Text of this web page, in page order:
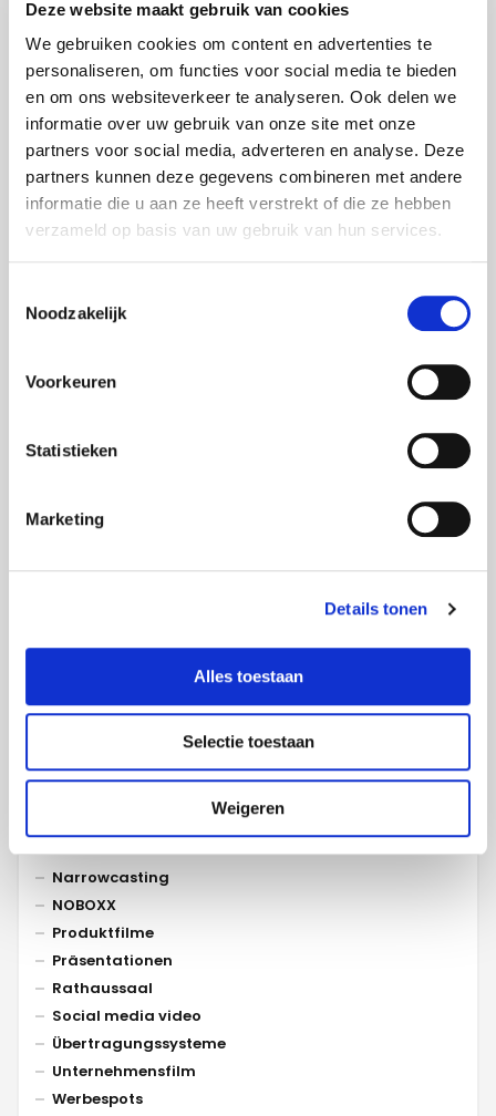
Deze website maakt gebruik van cookies
We gebruiken cookies om content en advertenties te
personaliseren, om functies voor social media te bieden
en om ons websiteverkeer te analyseren. Ook delen we
informatie over uw gebruik van onze site met onze
partners voor social media, adverteren en analyse. Deze
partners kunnen deze gegevens combineren met andere
informatie die u aan ze heeft verstrekt of die ze hebben
verzameld op basis van uw gebruik van hun services.
Noodzakelijk
Voorkeuren
Statistieken
Marketing
Details tonen
Alles toestaan
Selectie toestaan
Weigeren
Universität Nimwegen
Radboud University (NL) - Fakultät für
Naturwissenschaften - Huijgens Gebäude -
kollaboratives Lernen
Im vergangenen Studienjahr wurde zur
Zufriedenheit der Fakultät für Naturwissenschaften
der Radboud-Universität Nimwegen ein neues
Lehrkonzept erarbeitet. Das Konzept ist basiert auf
Universitäten und Hochschulen angewendet wird.
FOXX AV stellte die audiovisuellen Ressourcen (Bild
Referenzen pro Kategorie
Ausbildung
Beerdigung
Events
Messen
Narrowcasting
NOBOXX
Produktfilme
Präsentationen
Rathaussaal
Social media video
Übertragungssysteme
Unternehmensfilm
Werbespots